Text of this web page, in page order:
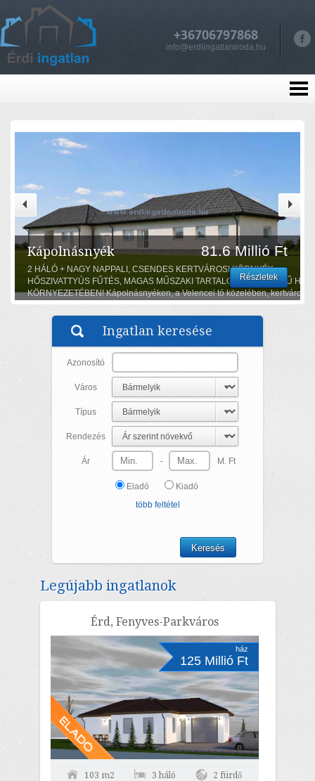
+36706797868
info@erdiingatlaniroda.hu
Kápolnásnyék
2 HÁLÓ + NAGY NAPPALI, CSENDES KERTVÁROSI KÖRNYÉK,
HŐSZIVATTYÚS FŰTÉS, MAGAS MŰSZAKI TARTALOM! ÚJ ÉPÍTÉSŰ
KÖRNYEZETÉBEN! Kápolnásnyéken, a Velencei tó közelében, kertvárosi
környezetben, újépítésű házak szomszédságában, 360 m2-es saját telekkel
rendelkező, új építésű, 1 szintes 2 SZOBA+NAPPALI...
81.6 Millió Ft
Részletek
Ingatlan keresése
Azonosító
Város
Típus
Rendezés
Ár - M. Ft
Eladó
Kiadó
több feltétel
Legújabb ingatlanok
Érd, Fenyves-Parkváros
ház
125 Millió Ft
103 m2 3 háló 2 fürdő